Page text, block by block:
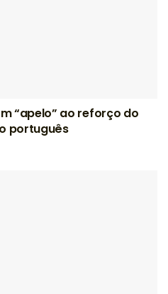
“apelo” ao reforço do
português